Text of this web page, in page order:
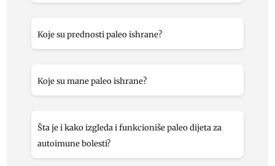
Koje su prednosti paleo ishrane?
Koje su mane paleo ishrane?
Šta je i kako izgleda i funkcioniše paleo dijeta za
autoimune bolesti?